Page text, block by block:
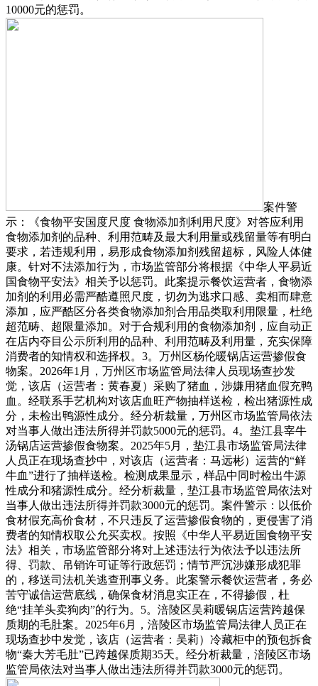
10000元的惩罚。
案件警
示：《食物平安国度尺度 食物添加剂利用尺度》对答应利用
食物添加剂的品种、利用范畴及最大利用量或残留量等有明白
要求，若违规利用，易形成食物添加剂残留超标，风险人体健
康。针对不法添加行为，市场监管部分将根据《中华人平易近
国食物平安法》相关予以惩罚。此案提示餐饮运营者，食物添
加剂的利用必需严酷遵照尺度，切勿为逃求口感、卖相而肆意
添加，应严酷区分各类食物添加剂合用品类取利用限量，杜绝
超范畴、超限量添加。对于合规利用的食物添加剂，应自动正
在店内夺目公示所利用的品种、利用范畴及利用量，充实保障
消费者的知情权和选择权。3。万州区杨伦暖锅店运营掺假食
物案。2026年1月，万州区市场监管局法律人员现场查抄发
觉，该店（运营者：黄春夏）采购了猪血，涉嫌用猪血假充鸭
血。经联系手艺机构对该店血旺产物抽样送检，检出猪源性成
分，未检出鸭源性成分。经分析裁量，万州区市场监管局依法
对当事人做出违法所得并罚款5000元的惩罚。4。垫江县宰牛
汤锅店运营掺假食物案。2025年5月，垫江县市场监管局法律
人员正在现场查抄中，对该店（运营者：马远彬）运营的“鲜
牛血”进行了抽样送检。检测成果显示，样品中同时检出牛源
性成分和猪源性成分。经分析裁量，垫江县市场监管局依法对
当事人做出违法所得并罚款3000元的惩罚。案件警示：以低价
食材假充高价食材，不只违反了运营掺假食物的，更侵害了消
费者的知情权取公允买卖权。按照《中华人平易近国食物平安
法》相关，市场监管部分将对上述违法行为依法予以违法所
得、罚款、吊销许可证等行政惩罚；情节严沉涉嫌形成犯罪
的，移送司法机关逃查刑事义务。此案警示餐饮运营者，务必
苦守诚信运营底线，确保食材消息实正在，不得掺假，杜
绝“挂羊头卖狗肉”的行为。5。涪陵区吴莉暖锅店运营跨越保
质期的毛肚案。2025年6月，涪陵区市场监管局法律人员正在
现场查抄中发觉，该店（运营者：吴莉）冷藏柜中的预包拆食
物“秦大芳毛肚”已跨越保质期35天。经分析裁量，涪陵区市场
监管局依法对当事人做出违法所得并罚款3000元的惩罚。